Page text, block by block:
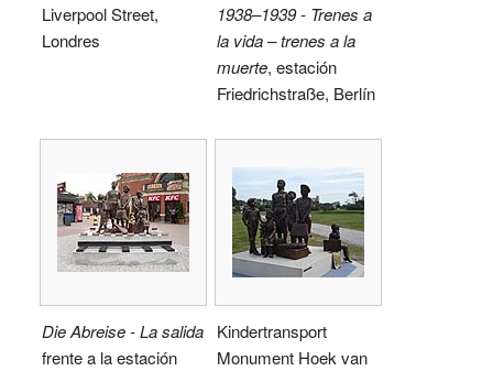
Liverpool Street,
Londres
1938–1939 - Trenes a
la vida – trenes a la
muerte, estación
Friedrichstraße, Berlín
Die Abreise - La salida
frente a la estación
Kindertransport
Monument Hoek van